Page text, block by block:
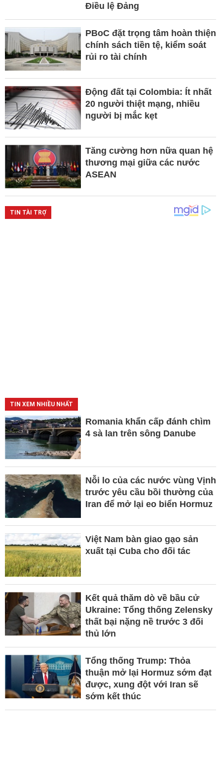
Điều lệ Đảng
PBoC đặt trọng tâm hoàn thiện
chính sách tiền tệ, kiểm soát
rủi ro tài chính
Động đất tại Colombia: Ít nhất
20 người thiệt mạng, nhiều
người bị mắc kẹt
Tăng cường hơn nữa quan hệ
thương mại giữa các nước
ASEAN
TIN XEM NHIỀU NHẤT
Romania khẩn cấp đánh chìm
4 sà lan trên sông Danube
Nỗi lo của các nước vùng Vịnh
trước yêu cầu bồi thường của
Iran để mở lại eo biển Hormuz
Việt Nam bàn giao gạo sản
xuất tại Cuba cho đối tác
Kết quả thăm dò về bầu cử
Ukraine: Tổng thống Zelensky
thất bại nặng nề trước 3 đối
thủ lớn
Tổng thống Trump: Thỏa
thuận mở lại Hormuz sớm đạt
được, xung đột với Iran sẽ
sớm kết thúc